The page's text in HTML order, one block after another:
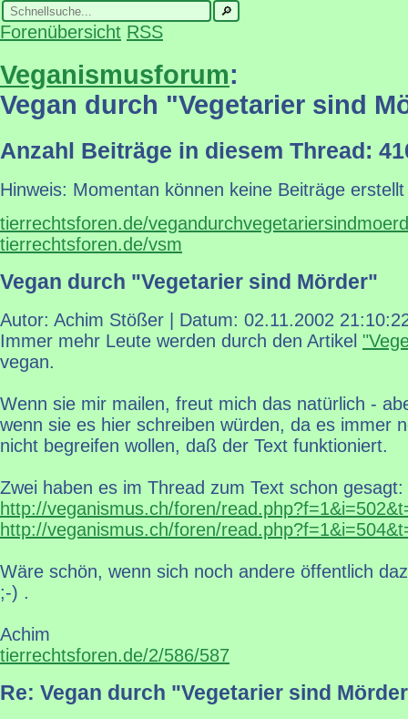
Forenübersicht RSS
Veganismusforum:
Vegan durch "Vegetarier sind
Anzahl Beiträge in diesem Thread:
Hinweis: Momentan können keine Beiträge
tierrechtsforen.de/
tierrechtsforen.de/vsm
Vegan durch "Vegetarier sind Mörder"
Autor: Achim Stößer | Datum: 02.11.2002
Immer mehr Leute werden durch den Artikel
vegan.
Wenn sie mir mailen, freut mich das natürlich -
wenn sie es hier schreiben würden, da es immer
nicht begreifen wollen, daß der Text funktioniert.
Zwei haben es im Thread zum Text schon gesagt:
http://veganismus.ch/foren/
http://veganismus.ch/foren/
Wäre schön, wenn sich noch andere öffentlich
;-) .
Achim
tierrechtsforen.de/2/586/587
Re: Vegan durch "Vegetarier sind